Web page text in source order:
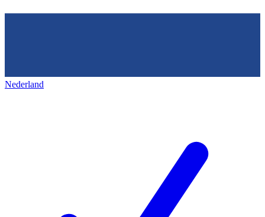
Nederland